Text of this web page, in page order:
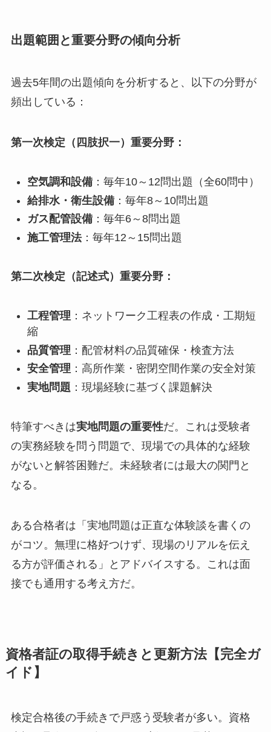
出題範囲と重要分野の傾向分析
過去5年間の出題傾向を分析すると、以下の分野が
頻出している：
第一次検定（四肢択一）重要分野：
空気調和設備：毎年10～12問出題（全60問中）
給排水・衛生設備：毎年8～10問出題
ガス配管設備：毎年6～8問出題
施工管理法：毎年12～15問出題
第二次検定（記述式）重要分野：
工程管理 ：ネットワーク工程表の作成・工期短
縮
品質管理 ：配管材料の品質確保・検査方法
安全管理 ：高所作業・密閉空間作業の安全対策
実地問題 ：現場経験に基づく課題解決
特筆すべきは実地問題の重要性だ。これは受験者
の実務経験を問う問題で、現場での具体的な経験
がないと解答困難だ。未経験者には最大の関門と
なる。
ある合格者は「実地問題は正直な体験談を書くの
がコツ。無理に格好つけず、現場のリアルを伝え
る方が評価される」とアドバイスする。これは面
接でも通用する考え方だ。
資格者証の取得手続きと更新方法【完全ガ
イド】
検定合格後の手続きで戸惑う受験者が多い。資格